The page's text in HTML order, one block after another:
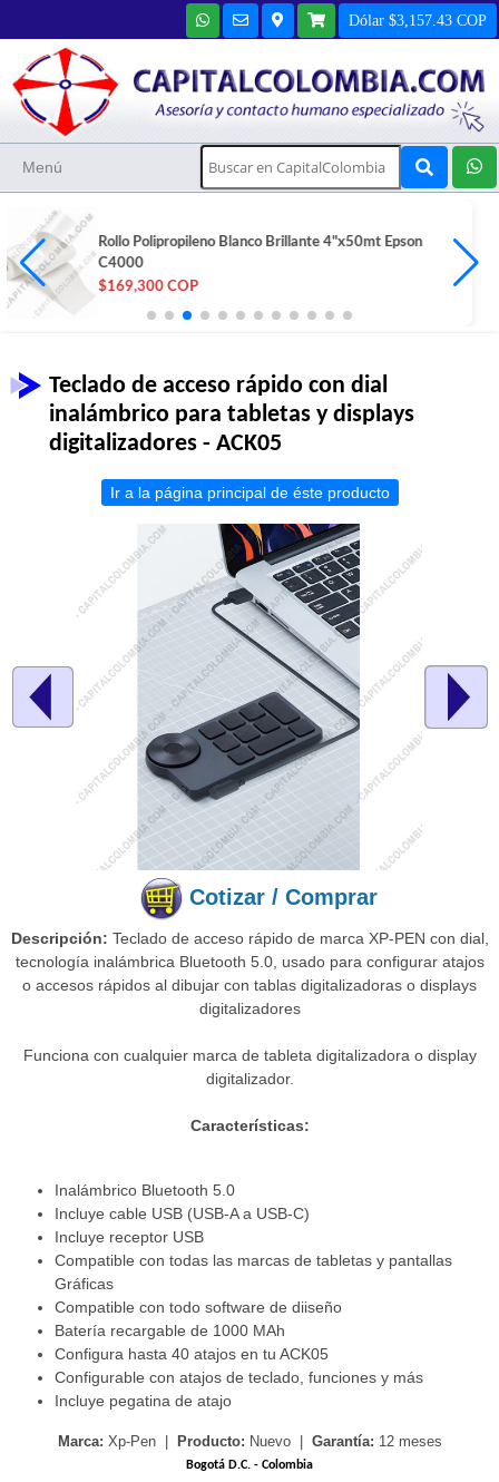
Dólar $3,157.43 COP
Menú
Rollo Polipropileno Esmaltado Brillante 4"x150mt Epson
C7500
$376,100 COP
Teclado de acceso rápido con dial
inalámbrico para tabletas y displays
digitalizadores - ACK05
Ir a la página principal de éste producto
Cotizar / Comprar
Descripción: Teclado de acceso rápido de marca XP-PEN con dial,
tecnología inalámbrica Bluetooth 5.0, usado para configurar atajos
o accesos rápidos al dibujar con tablas digitalizadoras o displays
digitalizadores
Funciona con cualquier marca de tableta digitalizadora o display
digitalizador.
Características:
Inalámbrico Bluetooth 5.0
Incluye cable USB (USB-A a USB-C)
Incluye receptor USB
Compatible con todas las marcas de tabletas y pantallas
Gráficas
Compatible con todo software de diiseño
Batería recargable de 1000 MAh
Configura hasta 40 atajos en tu ACK05
Configurable con atajos de teclado, funciones y más
Incluye pegatina de atajo
Marca: Xp-Pen | Producto: Nuevo | Garantía: 12 meses
Bogotá D.C. - Colombia